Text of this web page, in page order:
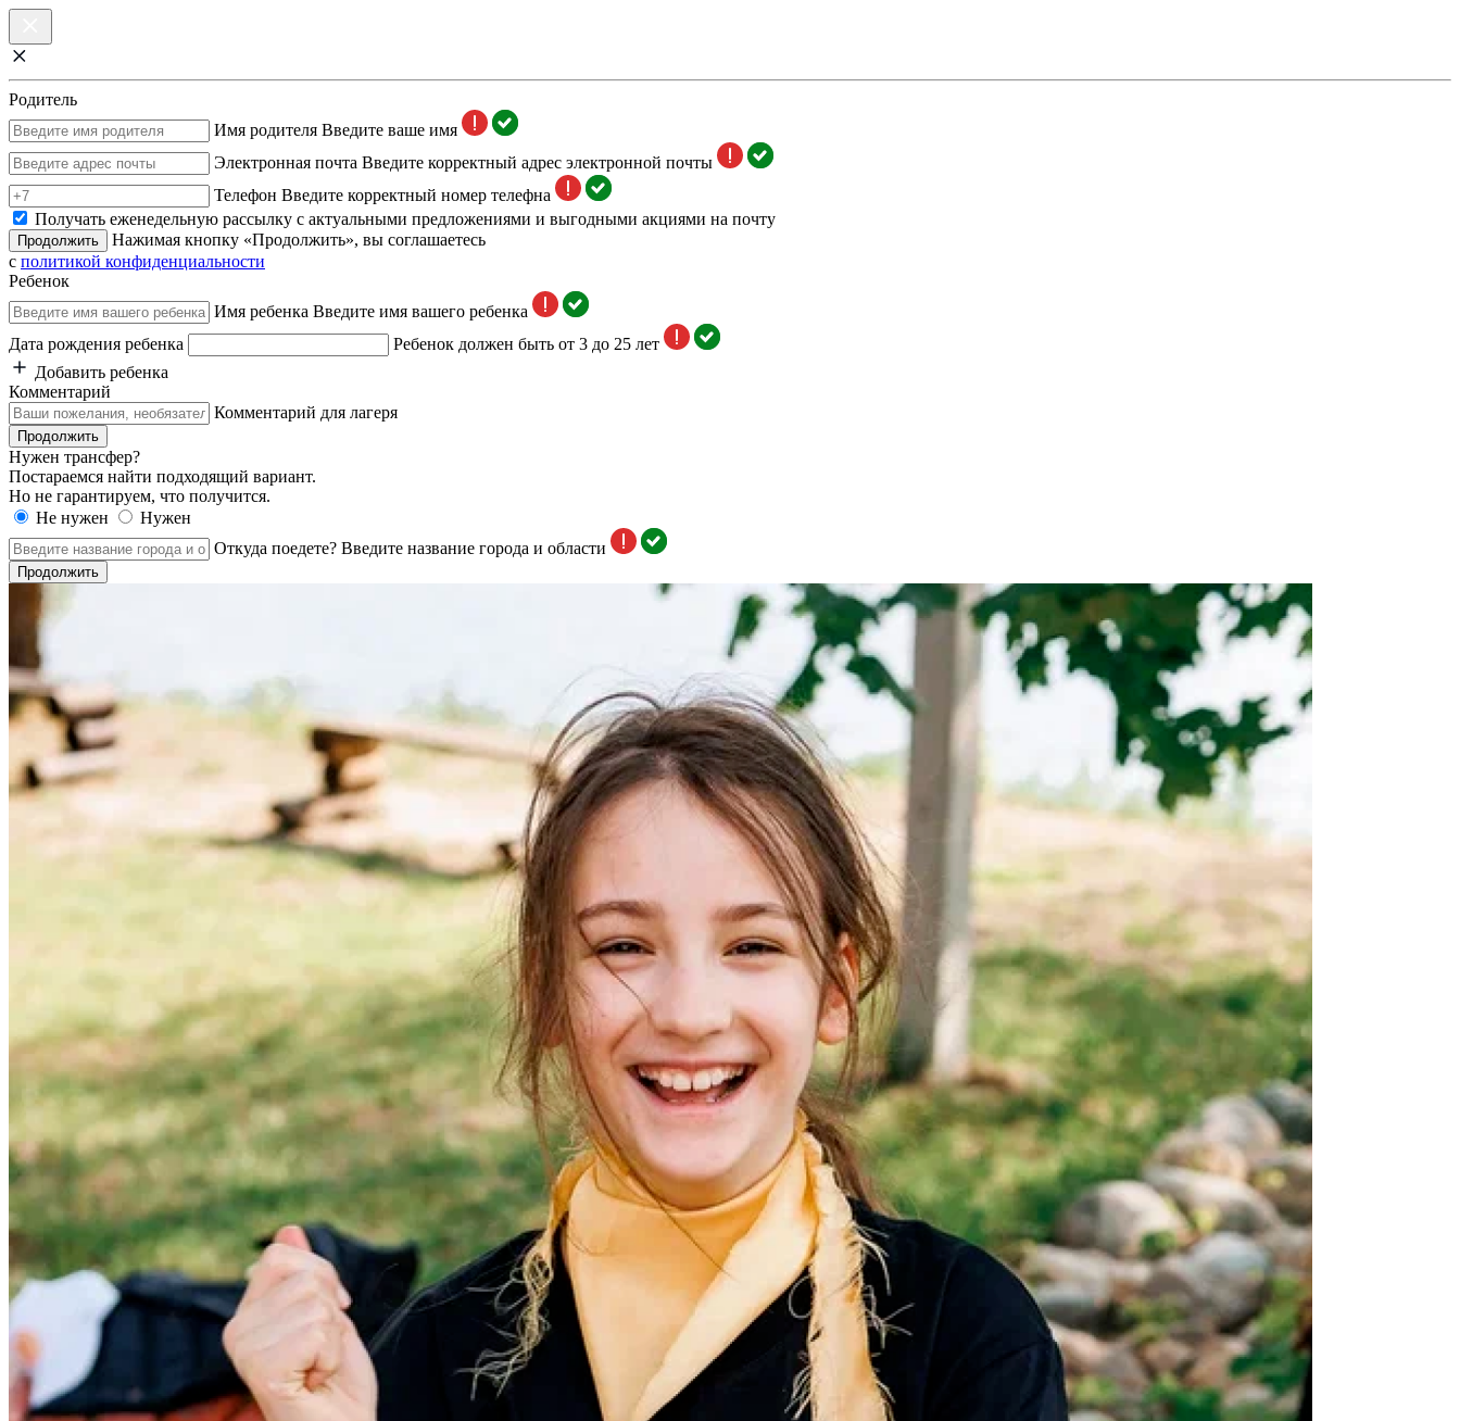
Родитель
Имя родителя Введите ваше имя
Электронная почта Введите корректный адрес электронной почты
Телефон Введите корректный номер телефна
Получать еженедельную рассылку с актуальными предложениями и выгодными акциями на почту
Продолжить
Нажимая кнопку «Продолжить», вы соглашаетесь
с политикой конфиденциальности
Ребенок
Имя ребенка Введите имя вашего ребенка
Дата рождения ребенка
Ребенок должен быть от 3 до 25 лет
Добавить ребенка
Комментарий
Комментарий для лагеря
Продолжить
Нужен трансфер?
Постараемся найти подходящий вариант.
Но не гарантируем, что получится.
Не нужен
Нужен
Откуда поедете? Введите название города и области
Продолжить